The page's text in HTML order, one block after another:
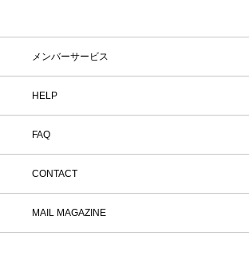
メンバーサービス
HELP
FAQ
CONTACT
MAIL MAGAZINE